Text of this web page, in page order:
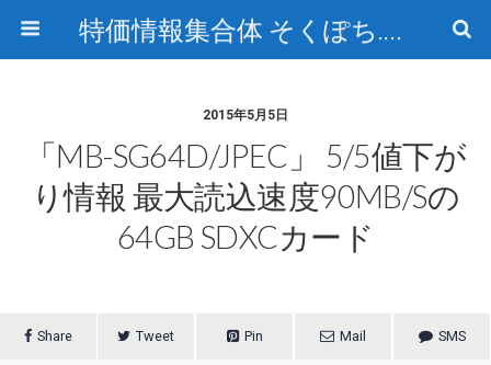
特価情報集合体 そくぽち.com
2015年5月5日
「MB-SG64D/JPEC」 5/5値下が
り情報 最大読込速度90MB/sの
64GB SDXCカード
Share Tweet Pin Mail SMS